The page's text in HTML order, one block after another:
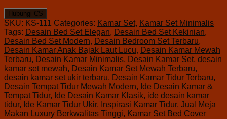
Hubungi CS
SKU: KS-111 Categories: Kamar Set, Kamar Set Minimalis
Tags: Desain Bed Set Elegan, Desain Bed Set Kekinian,
Desain Bed Set Modern, Desain Bedroom Set Terbaru,
Desain Kamar Anak Bajak Laut Lucu, Desain Kamar Mewah
Terbaru, Desain Kamar Minimalis, Desain Kamar Set, desain
kamar set mewah, Desain Kamar Set Mewah Terbaru,
desain kamar set ukir terbaru, Desain Kamar Tidur Terbaru,
Desain Tempat Tidur Mewah Modern, Ide Desain Kamar &
Tempat Tidur, Ide Desain Kamar Klasik, ide desain kamar
tidur, Ide Kamar Tidur Ukir, Inspirasi Kamar Tidur, Jual Meja
Makan Luxury Berkwalitas Tinggi, Kamar Set Bed Cover